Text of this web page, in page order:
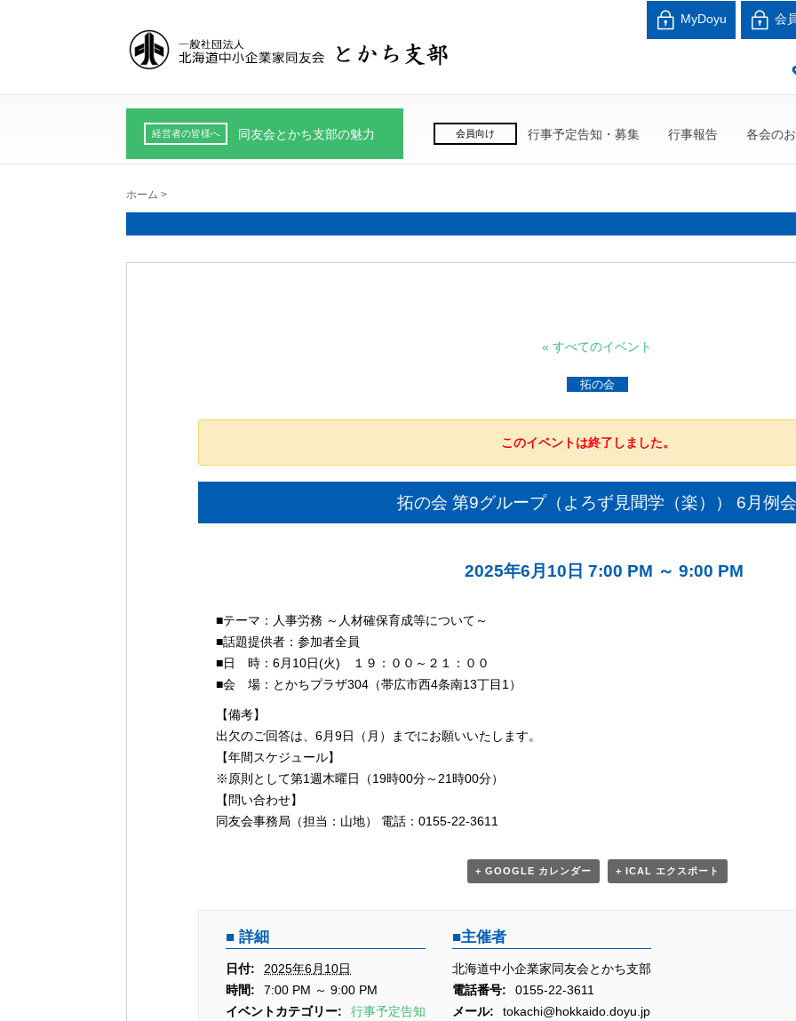
北海道中小企業家同友
良い会社、良い経営者、よい経営環境づくりを目指
MyDoyu 会
経営者の皆様へ 同友会とかち支部の魅力 会員向け 行事予定告知・募集 行事報告 各会の
ホーム >
« すべてのイベント
拓の会
このイベントは終了しました。
拓の会 第9グループ（よろず見聞学（楽）） 6月例会
2025年6月10日 7:00 PM ～ 9:00 PM
イ
ベ
ン
ト
ナ
ビ
ゲ
ー
シ
ョ
■テーマ：人事労務 ～人材確保育成等について～
■話題提供者：参加者全員
■日 時：6月10日(火) １９：００～２１：００
■会 場：とかちプラザ304（帯広市西4条南13丁目1）
【備考】
出欠のご回答は、6月9日（月）までにお願いいたします。
【年間スケジュール】
※原則として第1週木曜日（19時00分～21時00分）
【問い合わせ】
同友会事務局（担当：山地） 電話：0155-22-3611
+ GOOGLE カレンダー + ICAL エクスポート
詳細
日付:
2025年6月10日
時間:
7:00 PM ～ 9:00 PM
イベントカテゴリー:
行事予定告知
主催者
北海道中小企業家同友会とかち支部
電話番号:
0155-22-3611
メール:
tokachi@hokkaido.doyu.jp